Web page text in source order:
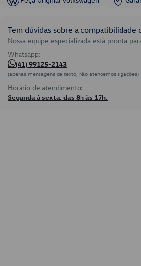
Tem dúvidas sobre a compatibilidade
Nossa equipe especializada está pronta
Whatsapp:
(41) 99125-2143
(apenas mensagens de texto, não atendemos ligações)
Horário de atendimento:
Segunda à sexta, das 8h às 17h.